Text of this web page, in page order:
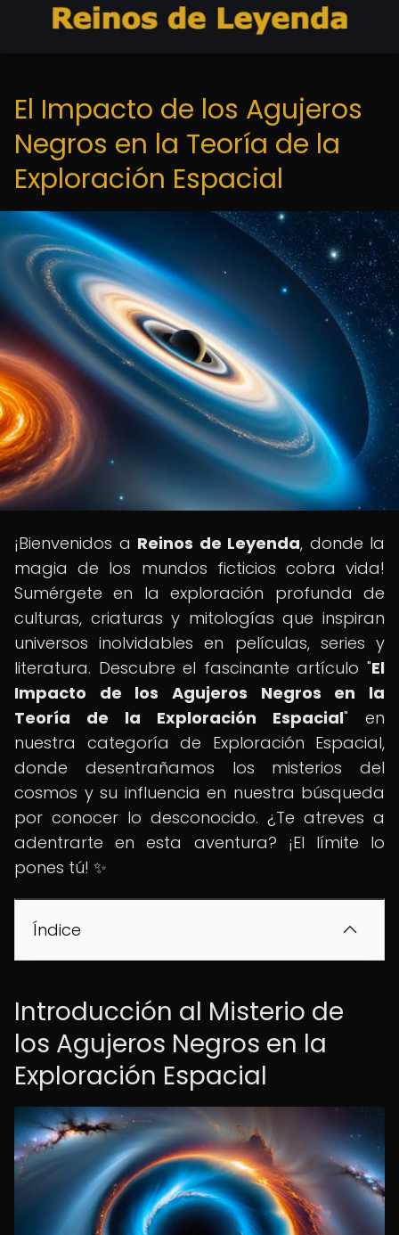
El Impacto de los Agujeros
Negros en la Teoría de la
Exploración Espacial
¡Bienvenidos a Reinos de Leyenda, donde la
magia de los mundos ficticios cobra vida!
Sumérgete en la exploración profunda de
culturas, criaturas y mitologías que inspiran
universos inolvidables en películas, series y
literatura. Descubre el fascinante artículo "El
Impacto de los Agujeros Negros en la
Teoría de la Exploración Espacial" en
nuestra categoría de Exploración Espacial,
donde desentrañamos los misterios del
cosmos y su influencia en nuestra búsqueda
por conocer lo desconocido. ¿Te atreves a
adentrarte en esta aventura? ¡El límite lo
pones tú! ✨
Índice
Introducción al Misterio de
los Agujeros Negros en la
Exploración Espacial